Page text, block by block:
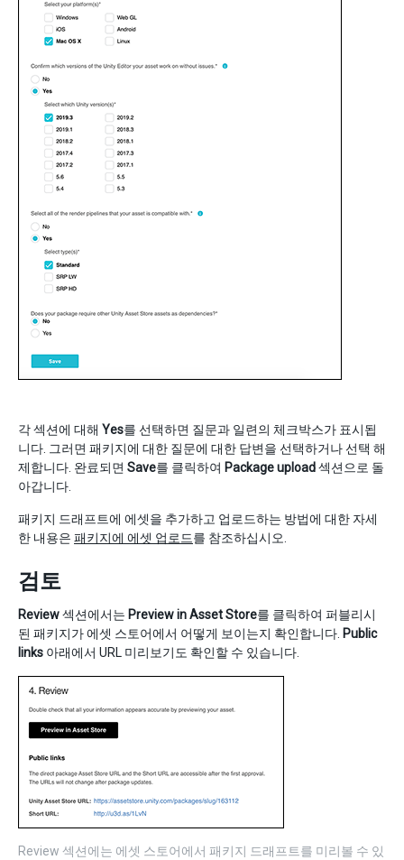
각 섹션에 대해 Yes를 선택하면 질문과 일련의 체크박스가 표시됩
니다. 그러면 패키지에 대한 질문에 대한 답변을 선택하거나 선택 해
제합니다. 완료되면 Save를 클릭하여 Package upload섹션으로 돌
아갑니다.
패키지 드래프트에 에셋을 추가하고 업로드하는 방법에 대한 자세
한 내용은 패키지에 에셋 업로드를 참조하십시오.
검토
Review섹션에서는 Preview in Asset Store를 클릭하여 퍼블리시
된 패키지가 에셋 스토어에서 어떻게 보이는지 확인합니다. Public
links 아래에서 URL 미리보기도 확인할 수 있습니다.
Review 섹션에는 에셋 스토어에서 패키지 드래프트를 미리볼 수 있